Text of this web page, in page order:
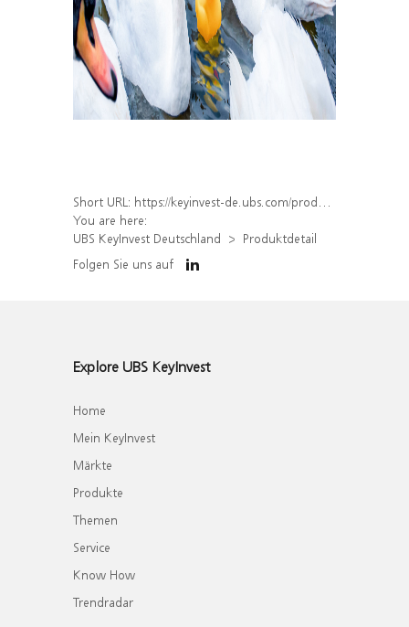
Short URL: https://keyinvest-de.ubs.com/produkt/detail/index/isin/DE000WA7DXY2
You are here:
UBS KeyInvest Deutschland
Produktdetail
Folgen Sie uns auf
Explore UBS KeyInvest
Home
Mein KeyInvest
Märkte
Produkte
Themen
Service
Know How
Trendradar